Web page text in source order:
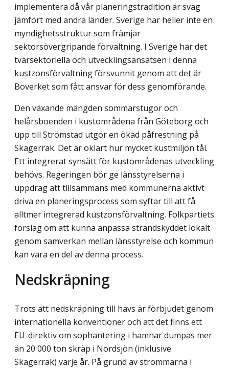
implementera då vår planeringstradition är svag
jämfört med andra länder. Sverige har heller inte en
myndighetsstruktur som främjar
sektorsövergripande förvaltning. I Sverige har det
tvärsektoriella och utvecklingsansatsen i denna
kustzonsförvaltning försvunnit genom att det är
Boverket som fått ansvar för dess genomförande.
Den växande mängden sommarstugor och
helårsboenden i kustområdena från Göteborg och
upp till Strömstad utgör en ökad påfrestning på
Skagerrak. Det är oklart hur mycket kustmiljön tål.
Ett integrerat synsätt för kustområdenas utveckling
behövs. Regeringen bör ge länsstyrelserna i
uppdrag att tillsammans med kommunerna aktivt
driva en planeringsprocess som syftar till att få
alltmer integrerad kustzonsförvaltning. Folkpartiets
förslag om att kunna anpassa strandskyddet lokalt
genom samverkan mellan länsstyrelse och kommun
kan vara en del av denna process.
Nedskräpning
Trots att nedskräpning till havs är förbjudet genom
internationella konventioner och att det finns ett
EU-direktiv om sophantering i hamnar dumpas mer
än 20 000 ton skräp i Nordsjön (inklusive
Skagerrak) varje år. På grund av strömmarna i